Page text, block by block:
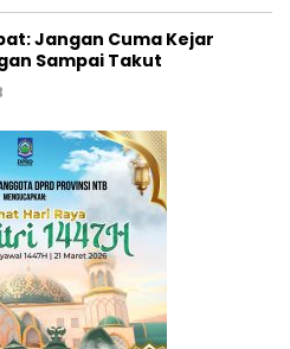
Jangan Cuma Kejar
Sampai Takut